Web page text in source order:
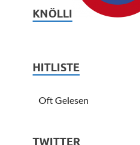
KNÖLLI
HITLISTE
Oft Gelesen
TWITTER